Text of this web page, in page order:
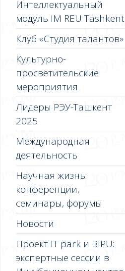
Интеллектуальный
модуль IM REU Tashkent
Клуб «Студия талантов»
Культурно-
просветительские
мероприятия
Лидеры РЭУ-Ташкент
2025
Международная
деятельность
Научная жизнь:
конференции,
семинары, форумы
Новости
Проект IT park и BIPU:
экспертные сессии в